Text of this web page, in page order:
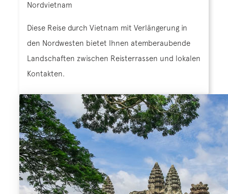
Nordvietnam
Diese Reise durch Vietnam mit Verlängerung in
den Nordwesten bietet Ihnen atemberaubende
Landschaften zwischen Reisterrassen und lokalen
Kontakten.